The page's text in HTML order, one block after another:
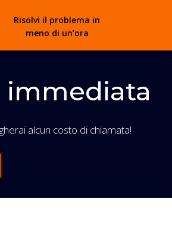
Risolvi il problema in
meno di un’ora
immediata
alcun costo di chiamata!